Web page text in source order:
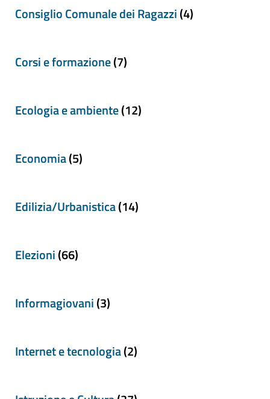
Consiglio Comunale dei Ragazzi(4)
Corsi e formazione(7)
Ecologia e ambiente(12)
Economia(5)
Edilizia/Urbanistica(14)
Elezioni(66)
Informagiovani(3)
Internet e tecnologia(2)